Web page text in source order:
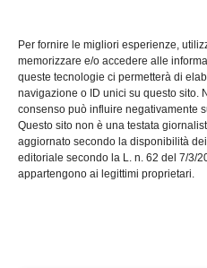
Per fornire le migliori esperienze,
memorizzare e/o accedere alle
queste tecnologie ci permetterà di
navigazione o ID unici su questo sito.
consenso può influire negativamente
Questo sito non è una testata
aggiornato secondo la disponibilità
editoriale secondo la L. n. 62 del 7/3/
appartengono ai legittimi proprietari.
Software
guida pratica
efficace
LUG 17, 2026